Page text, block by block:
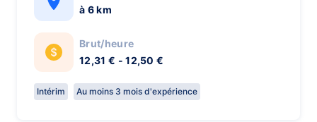
à 6 km
Brut/heure
12,31 € - 12,50 €
Intérim Au moins 3 mois d'expérience